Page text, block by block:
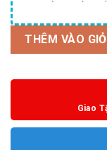
THÊM VÀO
Giao